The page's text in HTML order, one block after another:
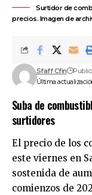
Surtidor de
precios. Imagen de
Última
Sfaff Cfin
Suba de
surtidores
El precio de los
este viernes en
sostenida de
comienzos de